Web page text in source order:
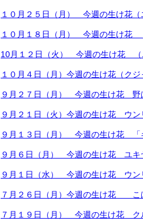
１０月２５日（月） 今週の生け花
１０月１８日（月） 今週の生け花
10月１２日（火） 今週の生け花
１０月４日（月）今週の生け花（ク
９月２７日（月） 今週の生け花
９月２１日（火）今週の生け花 ウ
９月１３日（月） 今週の生け花 「
９月６日（月） 今週の生け花 ユ
９月１日（水） 今週の生け花 ウ
７月２６日（月）今週の生け花
７月１９日（月） 今週の生け花